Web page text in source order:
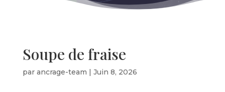
Soupe de fraise
par ancrage-team | Juin 8, 2026